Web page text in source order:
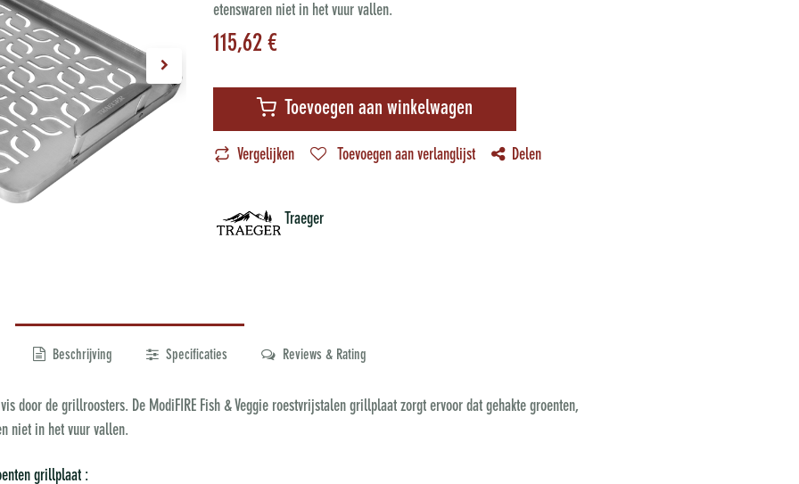
etenswaren niet in het vuur vallen.
115,62 €
Toevoegen aan winkelwagen
Vergelijken Toevoegen aan verlanglijst Delen
Traeger
Beschrijving Specificaties Reviews & Rating
door de grillroosters. De ModiFIRE Fish & Veggie roestvrijstalen grillplaat zorgt ervoor dat gehakte groenten,
niet in het vuur vallen.
grillplaat :